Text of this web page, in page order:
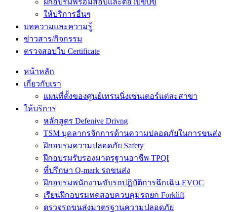
ฝึกอบรมพร้อมสอบและต่อใบขับขี่
ให้บริการอื่นๆ
บทความและความรู้
ข่าวสาร/กิจกรรม
ตรวจสอบใบ Certificate
หน้าหลัก
เกี่ยวกับเรา
แผนที่ตั้งของศูนย์เทรนนิ่งเซนเตอร์แต่ละสาขา
ให้บริการ
หลักสูตร Defenive Drivng
TSM บุคลากรจักการด้านความปลอดภัยในการขนส่ง
ฝึกอบรมความปลอดภัย Safety
ฝึกอบรมรับรองมาตรฐานอาชีพ TPQI
ที่ปรึกษา Q-mark รถขนส่ง
ฝึกอบรมพนักงานขับรถปฎิบัติการฉึกเฉิน EVOC
เรียนฝึกอบรมทดสอบควบคุมรถยก Forklift
ตรวจรถขนส่งมาตรฐานความปลอดภัย